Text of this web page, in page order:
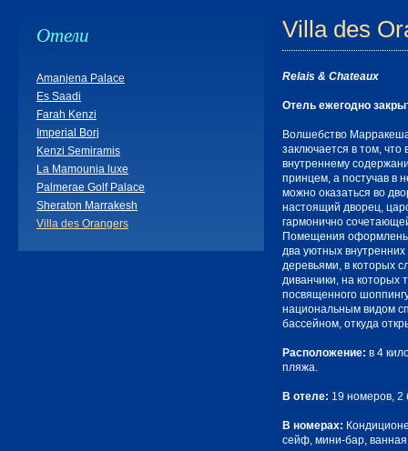
Villa des
Relais & Chateaux
Отель ежегодно
Волшебство
заключается в том, что
внутреннему
принцем, а постучав в
можно оказаться во
настоящий дворец,
гармонично
Помещения оформлены
два уютных
деревьями, в которых
диванчики, на которых
посвященного
национальным видом
бассейном, откуда
Расположение: в 4
пляжа.
В отеле: 19 номеров, 2
В номерах:
сейф, мини-бар,
Отели
Amanjena Palace
Es Saadi
Farah Kenzi
Imperial Borj
Kenzi Semiramis
La Mamounia luxe
Palmerae Golf Palace
Sheraton Marrakesh
Villa des Orangers